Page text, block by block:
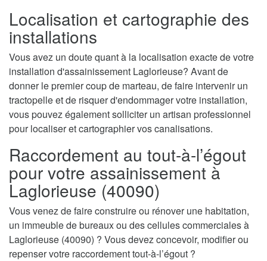
Localisation et cartographie des
installations
Vous avez un doute quant à la localisation exacte de votre
installation d'assainissement Laglorieuse? Avant de
donner le premier coup de marteau, de faire intervenir un
tractopelle et de risquer d'endommager votre installation,
vous pouvez également solliciter un artisan professionnel
pour localiser et cartographier vos canalisations.
Raccordement au tout-à-l’égout
pour votre assainissement à
Laglorieuse (40090)
Vous venez de faire construire ou rénover une habitation,
un immeuble de bureaux ou des cellules commerciales à
Laglorieuse (40090) ? Vous devez concevoir, modifier ou
repenser votre raccordement tout-à-l’égout ?